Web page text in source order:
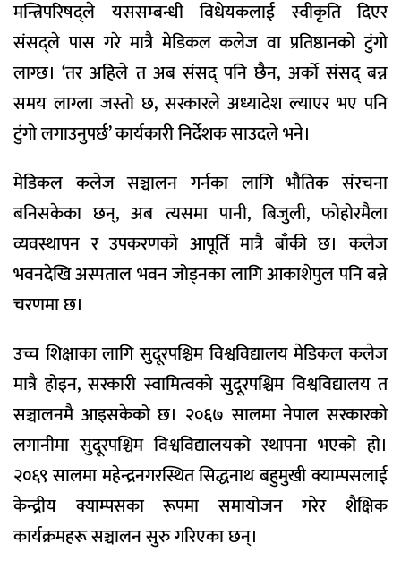
मन्त्रिपरिषद्ले यससम्बन्धी विधेयकलाई स्वीकृति दिएर
संसद्ले पास गरे मात्रै मेडिकल कलेज वा प्रतिष्ठानको टुंगो
लाग्छ। ‘तर अहिले त अब संसद् पनि छैन, अर्को संसद् बन्न
समय लाग्ला जस्तो छ, सरकारले अध्यादेश ल्याएर भए पनि
टुंगो लगाउनुपर्छ’ कार्यकारी निर्देशक साउदले भने।
मेडिकल कलेज सञ्चालन गर्नका लागि भौतिक संरचना
बनिसकेका छन्, अब त्यसमा पानी, बिजुली, फोहोरमैला
व्यवस्थापन र उपकरणको आपूर्ति मात्रै बाँकी छ। कलेज
भवनदेखि अस्पताल भवन जोड्नका लागि आकाशेपुल पनि बन्ने
चरणमा छ।
उच्च शिक्षाका लागि सुदूरपश्चिम विश्वविद्यालय मेडिकल कलेज
मात्रै होइन, सरकारी स्वामित्वको सुदूरपश्चिम विश्वविद्यालय त
सञ्चालनमै आइसकेको छ। २०६७ सालमा नेपाल सरकारको
लगानीमा सुदूरपश्चिम विश्वविद्यालयको स्थापना भएको हो।
२०६९ सालमा महेन्द्रनगरस्थित सिद्धनाथ बहुमुखी क्याम्पसलाई
केन्द्रीय क्याम्पसका रूपमा समायोजन गरेर शैक्षिक
कार्यक्रमहरू सञ्चालन सुरु गरिएका छन्।